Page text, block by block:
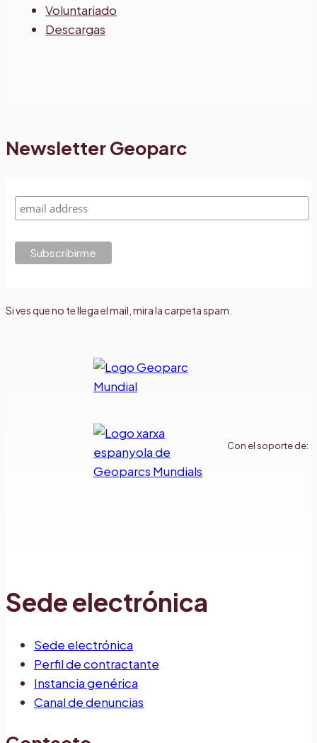
Voluntariado
Descargas
Newsletter Geoparc
Si ves que no te llega el mail, mira la carpeta spam.
Con el soporte de:
Sede electrónica
Sede electrónica
Perfil de contractante
Instancia genérica
Canal de denuncias